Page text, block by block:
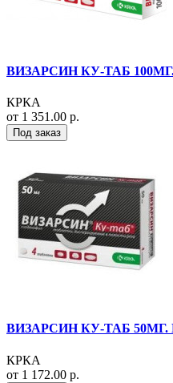
ВИЗАРСИН КУ-ТАБ
КРКА
от 1 351.00 р.
Под заказ
ВИЗАРСИН КУ-ТАБ
КРКА
от 1 172.00 р.